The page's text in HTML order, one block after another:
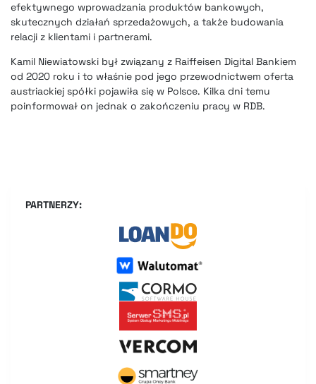
efektywnego wprowadzania produktów bankowych,
skutecznych działań sprzedażowych, a także budowania
relacji z klientami i partnerami.
Kamil Niewiatowski był związany z Raiffeisen Digital Bankiem
od 2020 roku i to właśnie pod jego przewodnictwem oferta
austriackiej spółki pojawiła się w Polsce. Kilka dni temu
poinformował on jednak o zakończeniu pracy w RDB.
PARTNERZY: